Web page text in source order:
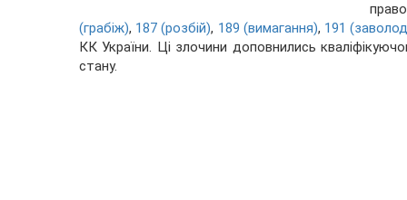
(грабіж), 187 (розбій), 189 (вимагання), 191
КК України. Ці злочини доповнились
стану.